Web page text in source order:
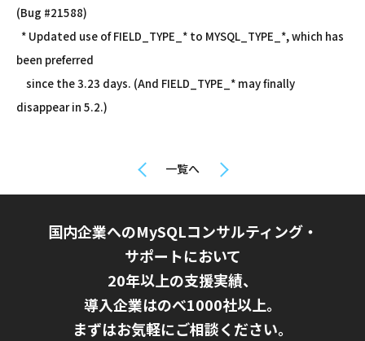
(Bug #21588)
* Updated use of FIELD_TYPE_* to MYSQL_TYPE_*, which has
been preferred
since the 3.23 days. (And FIELD_TYPE_* may finally
disappear in 5.2.)
一覧へ
国内企業へのMySQLコンサルティング・
サポートにおいて
20年以上の支援実績、
導入企業はのべ1000社以上。
まずはお気軽にご相談ください。